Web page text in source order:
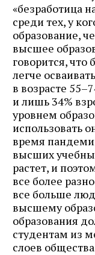
«безработица
среди тех, у
образование,
высшее
говорится,
легче
в возрасте
и лишь 34%
уровнем
использовать
время
высших
растет, и
все более
все больше
высшему
образования
студентам из
слоев